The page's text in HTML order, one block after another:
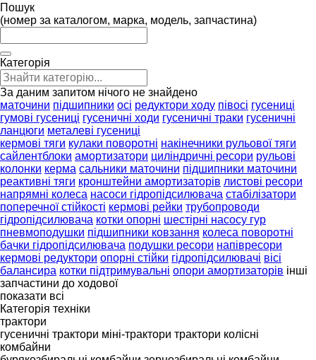
Пошук
(номер за каталогом, марка, модель, запчастина)
Категорія
За даним запитом нічого не знайдено
маточини підшипники осі редуктори ходу півосі гусениці
гумові гусениці гусеничні ходи гусеничні траки гусеничні
ланцюги металеві гусениці
кермові тяги кулаки поворотні накінечники рульової тяги
сайлентблоки амортизатори циліндричні ресори рульові
колонки керма сальники маточини підшипники маточини
реактивні тяги кронштейни амортизаторів листові ресори
напрямні колеса насоси гідропідсилювача стабілізатори
поперечної стійкості кермові рейки трубопроводи
гідропідсилювача котки опорні шестірні насосу гур
пневмоподушки підшипники ковзання колеса поворотні
бачки гідропідсилювача подушки ресори напівресори
кермові редуктори опорні стійки гідропідсилювачі вісі
балансира котки підтримувальні опори амортизаторів інші
запчастини до ходової
показати всі
Категорія техніки
трактори
гусеничні трактори міні-трактори трактори колісні
комбайни